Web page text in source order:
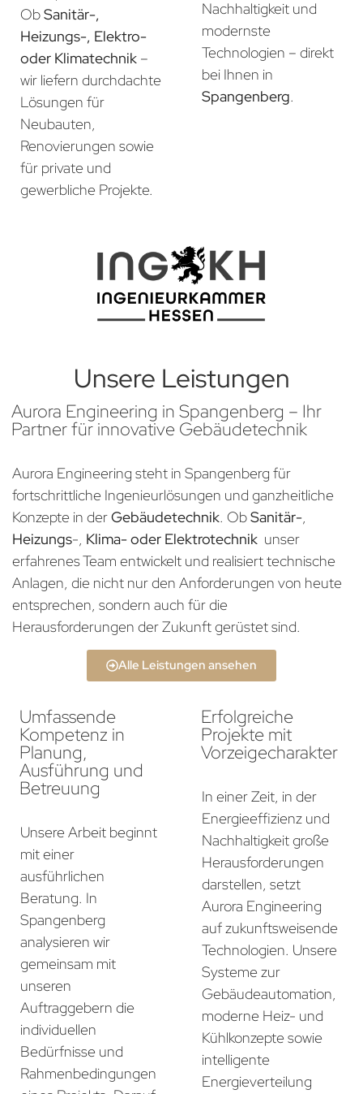
ObSanitär-,
Heizungs-, Elektro-
oder Klimatechnik –
wir liefern durchdachte
Lösungen für
Neubauten,
Renovierungen sowie
für private und
gewerbliche Projekte.
Nachhaltigkeit und
modernste
Technologien – direkt
bei Ihnen in
Spangenberg.
Unsere Leistungen
Aurora Engineering in Spangenberg – Ihr
Partner für innovative Gebäudetechnik
Aurora Engineering steht in Spangenberg für
fortschrittliche Ingenieurlösungen und ganzheitliche
Konzepte in derGebäudetechnik. ObSanitär-,
Heizungs-, Klima- oder Elektrotechnik unser
erfahrenes Team entwickelt und realisiert technische
Anlagen, die nicht nur den Anforderungen von heute
entsprechen, sondern auch für die
Herausforderungen der Zukunft gerüstet sind.
Alle Leistungen ansehen
Umfassende
Kompetenz in
Planung,
Ausführung und
Betreuung
Unsere Arbeit beginnt
mit einer
ausführlichen
Beratung. In
Spangenberg
analysieren wir
gemeinsam mit
unseren
Auftraggebern die
individuellen
Bedürfnisse und
Rahmenbedingungen
Erfolgreiche
Projekte mit
Vorzeigecharakter
In einer Zeit, in der
Energieeffizienz und
Nachhaltigkeit große
Herausforderungen
darstellen, setzt
Aurora Engineering
auf zukunftsweisende
Technologien. Unsere
Systeme zur
Gebäudeautomation,
moderne Heiz- und
Kühlkonzepte sowie
intelligente
Energieverteilung